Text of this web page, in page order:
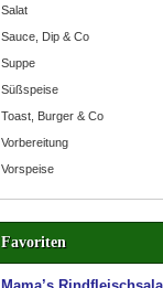
Salat
Sauce, Dip & Co
Suppe
Süßspeise
Toast, Burger & Co
Vorbereitung
Vorspeise
Favoriten